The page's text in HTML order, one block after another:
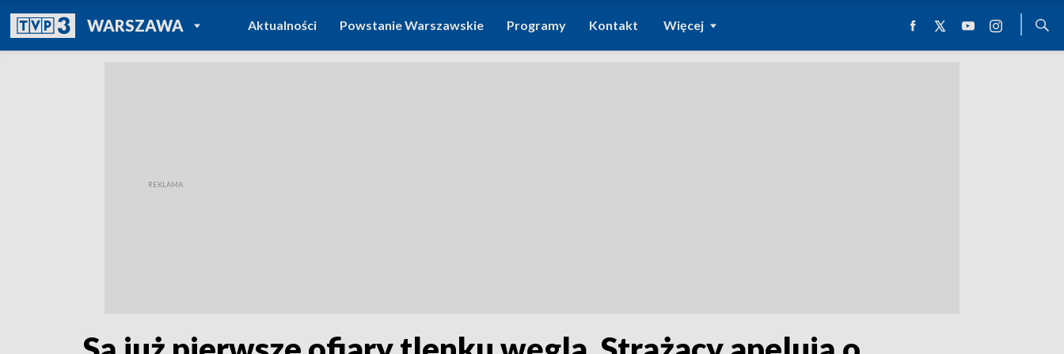
WARSZAWAPOWRÓT DO
TVP REGIONY
Aktualności Powstanie Warszawskie Programy Kontakt Więcej